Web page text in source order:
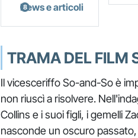
News e articoli
TRAMA DEL FILM
Il vicesceriffo So-and-So è
non riuscì a risolvere.
Collins e i suoi figli, i gemelli
nasconde un oscuro